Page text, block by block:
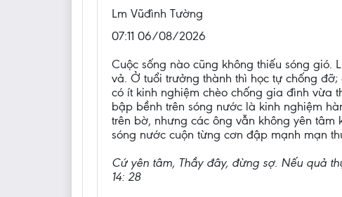
Lm Vũđình Tường
07:11 06/08/2026
Cuộc sống nào cũng không thiếu sóng gió.
vả. Ở tuổi trưởng thành thì học tự chống
có ít kinh nghiệm chèo chống gia đình vừa
bập bềnh trên sóng nước là kinh nghiệm
trên bờ, nhưng các ông vẫn không yên
sóng nước cuộn từng cơn đập mạnh mạn
Cứ yên tâm, Thầy đây, đừng sợ. Nếu quả
14: 28